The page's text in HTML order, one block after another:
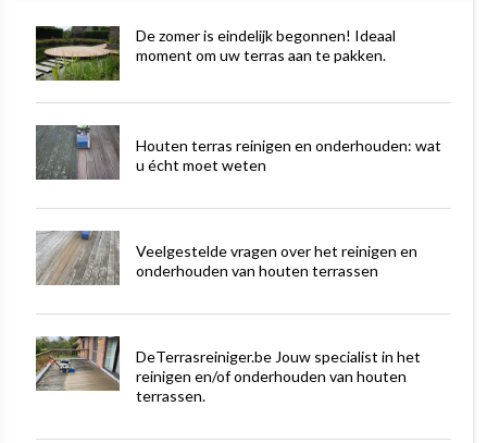
De zomer is eindelijk begonnen! Ideaal
moment om uw terras aan te pakken.
Houten terras reinigen en onderhouden: wat
u écht moet weten
Veelgestelde vragen over het reinigen en
onderhouden van houten terrassen
DeTerrasreiniger.be Jouw specialist in het
reinigen en/of onderhouden van houten
terrassen.